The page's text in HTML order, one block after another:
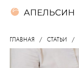
ГЛАВНАЯ СТАТЬИ